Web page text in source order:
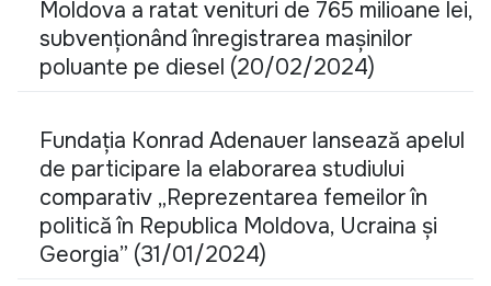
Moldova a ratat venituri de 765 milioane lei,
subvenționând înregistrarea mașinilor
poluante pe diesel (20/02/2024)
Fundația Konrad Adenauer lansează apelul
de participare la elaborarea studiului
comparativ „Reprezentarea femeilor în
politică în Republica Moldova, Ucraina și
Georgia” (31/01/2024)